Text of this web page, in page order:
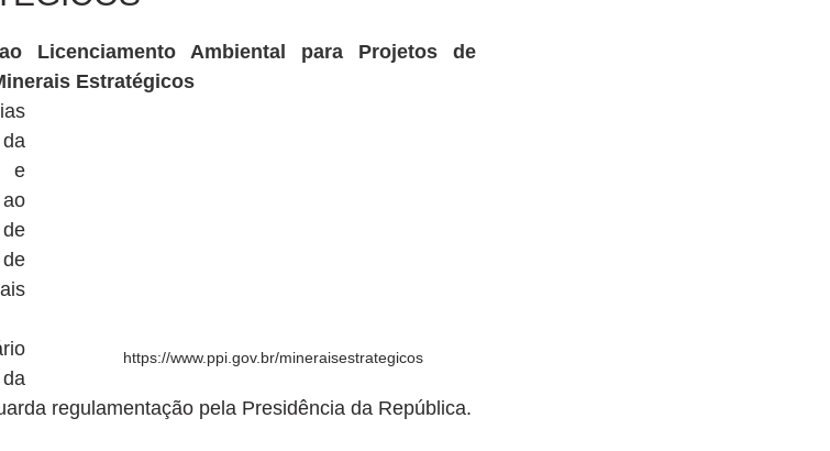
Licenciamento Ambiental para Projetos de
Estratégicos
https://www.ppi.gov.br/mineraisestrategicos
e
regulamentação pela Presidência da República.